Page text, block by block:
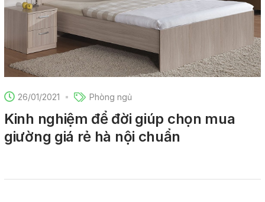
26/01/2021 Phòng ngủ
Kinh nghiệm để đời giúp chọn mua
giường giá rẻ hà nội chuẩn